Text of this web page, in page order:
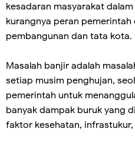
kesadaran masyarakat
kurangnya peran
pembangunan dan tata kota.
Masalah banjir adalah
setiap musim penghujan,
pemerintah untuk
banyak dampak buruk yang
faktor kesehatan,